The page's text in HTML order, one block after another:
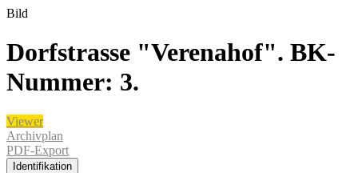
Bild
Dorfstrasse "Verenahof". BK-
Nummer: 3.
Viewer
Archivplan
PDF-Export
Identifikation